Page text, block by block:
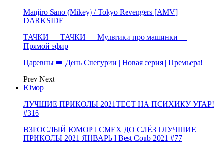
Manjiro Sano (Mikey) / Tokyo Revengers [AMV]
DARKSIDE
ТАЧКИ — ТАЧКИ — Мультики про машинки —
Прямой эфир
Царевны 👑 День Снегурии | Новая серия | Премьера!
Prev Next
Юмор
ЛУЧШИЕ ПРИКОЛЫ 2021ТЕСТ НА ПСИХИКУ УГАР!
#316
ВЗРОСЛЫЙ ЮМОР l СМЕХ ДО СЛЁЗ l ЛУЧШИЕ
ПРИКОЛЫ 2021 ЯНВАРЬ l Best Coub 2021 #77